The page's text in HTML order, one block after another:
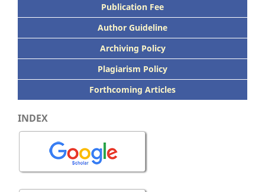
Publication Fee
Author Guideline
Archiving Policy
Plagiarism Policy
Forthcoming Articles
INDEX